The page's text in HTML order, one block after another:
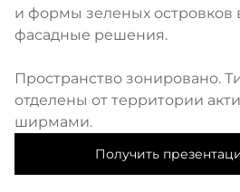
и формы зеленых островков
фасадные решения.
Пространство зонировано.
отделены от территории
ширмами.
Получить